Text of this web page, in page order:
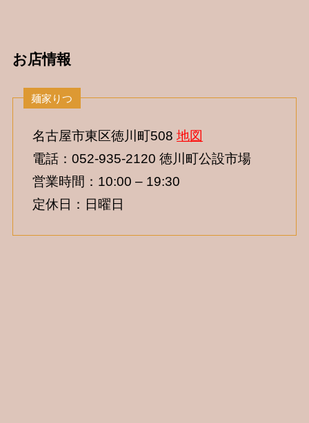
お店情報
名古屋市東区徳川町508地図
電話：052-935-2120 徳川町公設市場
営業時間：10:00 – 19:30
定休日：日曜日